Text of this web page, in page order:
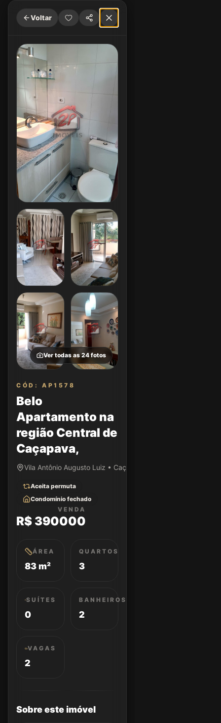
Voltar
Ver todas as24 fotos
CÓD: AP1578
Belo
Apartamento na
região Central de
Caçapava,
Vila Antônio Augusto Luiz • Caçapava/SP
Aceita permuta
Condomínio fechado
VENDA
R$ 390000
ÁREA
83 m²
QUARTOS
3
SUÍTES
0
BANHEIROS
2
VAGAS
2
Sobre este imóvel